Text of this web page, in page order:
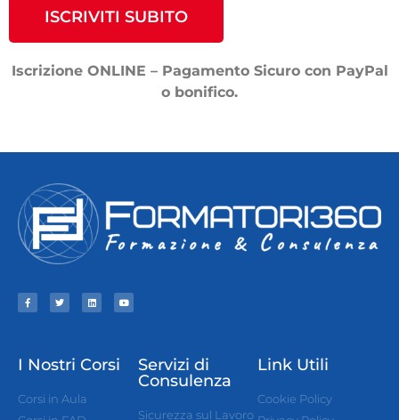
ISCRIVITI SUBITO
Iscrizione ONLINE – Pagamento Sicuro con PayPal
o bonifico.
I Nostri Corsi
Corsi in Aula
Servizi di
Consulenza
Sicurezza sul Lavoro
Link Utili
Cookie Policy